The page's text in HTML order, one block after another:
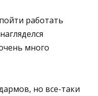
работать
много
но все-таки